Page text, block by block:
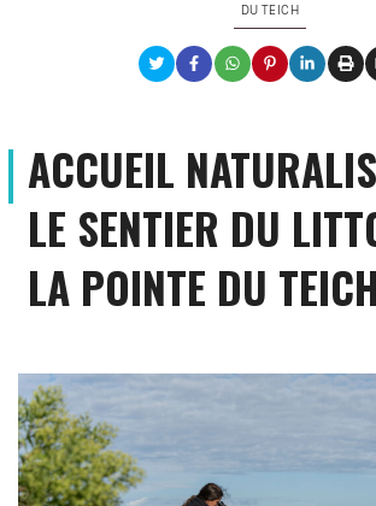
DU TEICH
ACCUEIL
LE SENTIER DU
LA POINTE DU TEICH